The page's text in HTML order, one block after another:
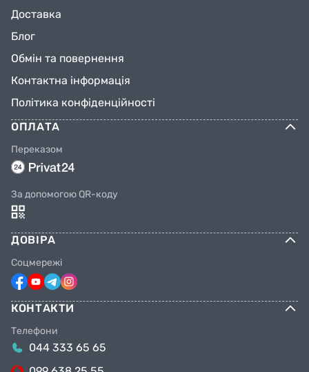
Доставка
Блог
Обмін та повернення
Контактна інформація
Політика конфіденційності
ОПЛАТА
Переказом
За допомогою QR-коду
ДОВІРА
Соцмережі
КОНТАКТИ
Телефони
044 333 65 65